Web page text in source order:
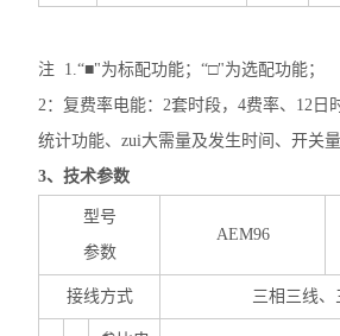
注 1.“■"为标配功能；“□"为选配功能；
2：复费率电能：2套时段，4费率、12日
统计功能、zui大需量及发生时间、开关
3、技术参数
型号
参数
AEM96
接线方式 三相三线、